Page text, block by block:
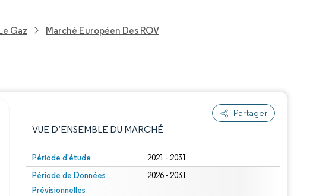
Gaz Marché Européen Des ROV
Partager
VUE D’ENSEMBLE DU MARCHÉ
Période d'étude 2021 - 2031
Période de Données
Prévisionnelles
2026 - 2031